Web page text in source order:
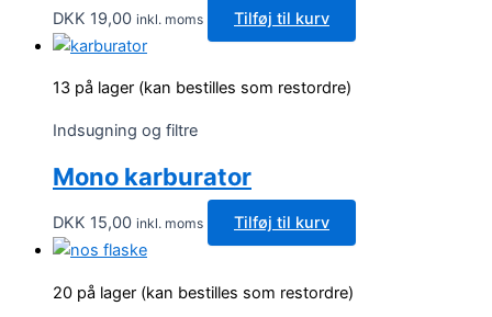
DKK 19,00 inkl. moms Tilføj til kurv
13 på lager (kan bestilles som restordre)
Indsugning og filtre
Mono karburator
DKK 15,00 inkl. moms Tilføj til kurv
20 på lager (kan bestilles som restordre)